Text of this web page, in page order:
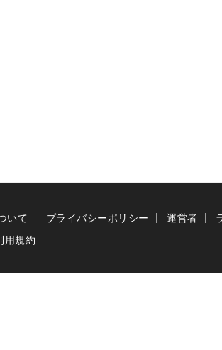
いて プライバシーポリシー 運営者
用規約